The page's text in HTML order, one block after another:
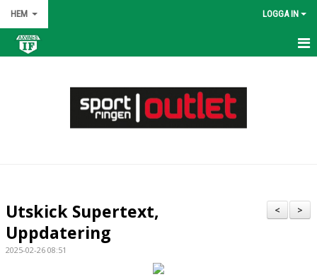
HEM LOGGA IN
BILDGALLERI
DOKUMENT
>
<
Utskick Supertext,
Uppdatering
2025-02-26 08:51